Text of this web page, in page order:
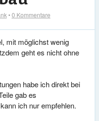
•0 Kommentare
mit möglichst wenig
geht es nicht ohne
habe ich direkt bei
gab es
ich nur empfehlen.